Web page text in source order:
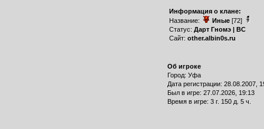
Информация о клане:
Название:
Иные[72]
Статус: Дарт Гномэ | ВС
Сайт: other.albin0s.ru
Об игроке
Город: Уфа
Дата регистрации: 28.08.2007,
Был в игре: 27.07.2026, 19:13
Время в игре: 3 г. 150 д. 5 ч.